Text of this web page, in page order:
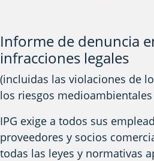
Informe de denuncia
infracciones legales
(incluidas las violaciones de
los riesgos medioambientales
IPG exige a todos sus
proveedores y socios
todas las leyes y normativas